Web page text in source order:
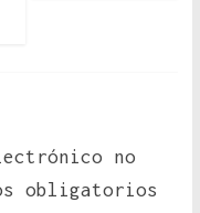
no
obligatorios